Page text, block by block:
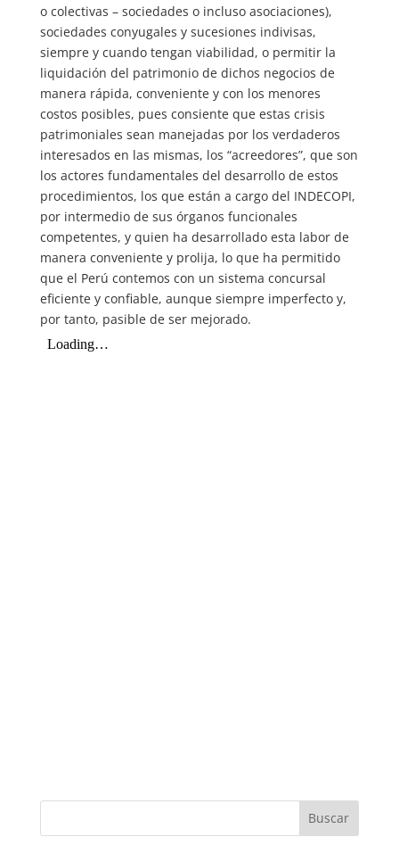
o colectivas – sociedades o incluso asociaciones),
sociedades conyugales y sucesiones indivisas,
siempre y cuando tengan viabilidad, o permitir la
liquidación del patrimonio de dichos negocios de
manera rápida, conveniente y con los menores
costos posibles, pues consiente que estas crisis
patrimoniales sean manejadas por los verdaderos
interesados en las mismas, los “acreedores”, que son
los actores fundamentales del desarrollo de estos
procedimientos, los que están a cargo del INDECOPI,
por intermedio de sus órganos funcionales
competentes, y quien ha desarrollado esta labor de
manera conveniente y prolija, lo que ha permitido
que el Perú contemos con un sistema concursal
eficiente y confiable, aunque siempre imperfecto y,
por tanto, pasible de ser mejorado.